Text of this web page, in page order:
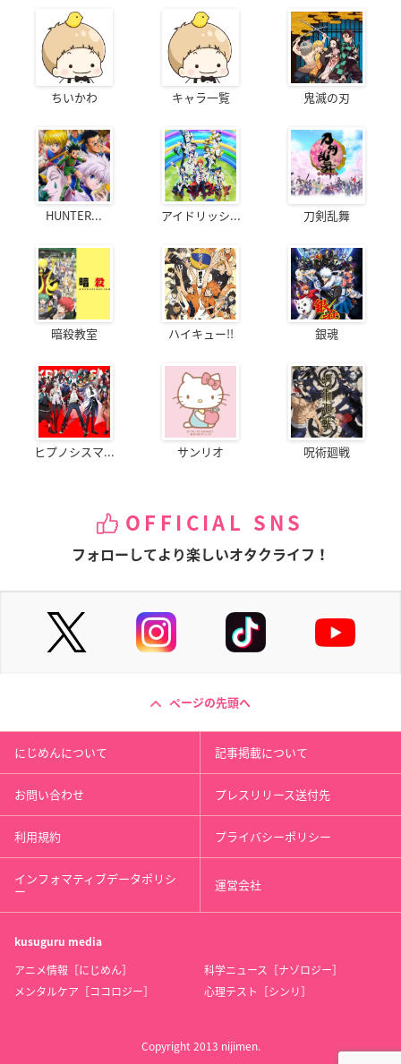
ちいかわ キャラ一覧 鬼滅の刃
HUNTER... アイドリッシ... 刀剣乱舞
暗殺教室 ハイキュー!! 銀魂
ヒプノシスマ... サンリオ 呪術廻戦
OFFICIAL SNS
フォローしてより楽しいオタクライフ！
ページの先頭へ
にじめんについて 記事掲載について
お問い合わせ プレスリリース送付先
利用規約 プライバシーポリシー
インフォマティブデータポリシ
ー 運営会社
kusuguru media
アニメ情報［にじめん］
科学ニュース［ナゾロジー］
メンタルケア［ココロジー］
心理テスト［シンリ］
Copyright 2013 nijimen.